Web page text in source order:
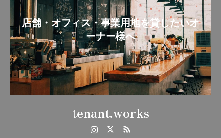
店舗・オフィス・事業用地を貸したいオ
ーナー様へ
tenant.works